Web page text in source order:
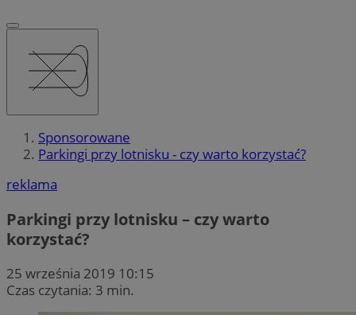
Sponsorowane
Parkingi przy lotnisku - czy warto korzystać?
reklama
Parkingi przy lotnisku – czy warto
korzystać?
25 września 2019 10:15
Czas czytania: 3 min.